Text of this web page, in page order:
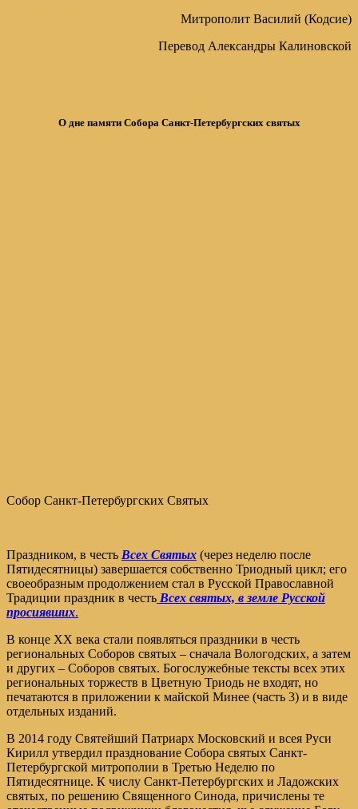
Митрополит Василий (Кодсие)
Перевод Александры Калиновской
О дне памяти Собора Санкт-Петербургских святых
Собор Санкт-Петербургских Святых
Праздником, в честь Всех Святых (через неделю после
Пятидесятницы) завершается собственно Триодный цикл; его
своеобразным продолжением стал в Русской Православной
Традиции праздник в честь Всех святых, в земле Русской
просиявших.
В конце XX века стали появляться праздники в честь
региональных Соборов святых – сначала Вологодских, а затем
и других – Соборов святых. Богослужебные тексты всех этих
региональных торжеств в Цветную Триодь не входят, но
печатаются в приложении к майской Минее (часть 3) и в виде
отдельных изданий.
В 2014 году Святейший Патриарх Московский и всея Руси
Кирилл утвердил празднование Собора святых Санкт-
Петербургской митрополии в Третью Неделю по
Пятидесятнице. К числу Санкт-Петербургских и Ладожских
святых, по решению Священного Синода, причислены те